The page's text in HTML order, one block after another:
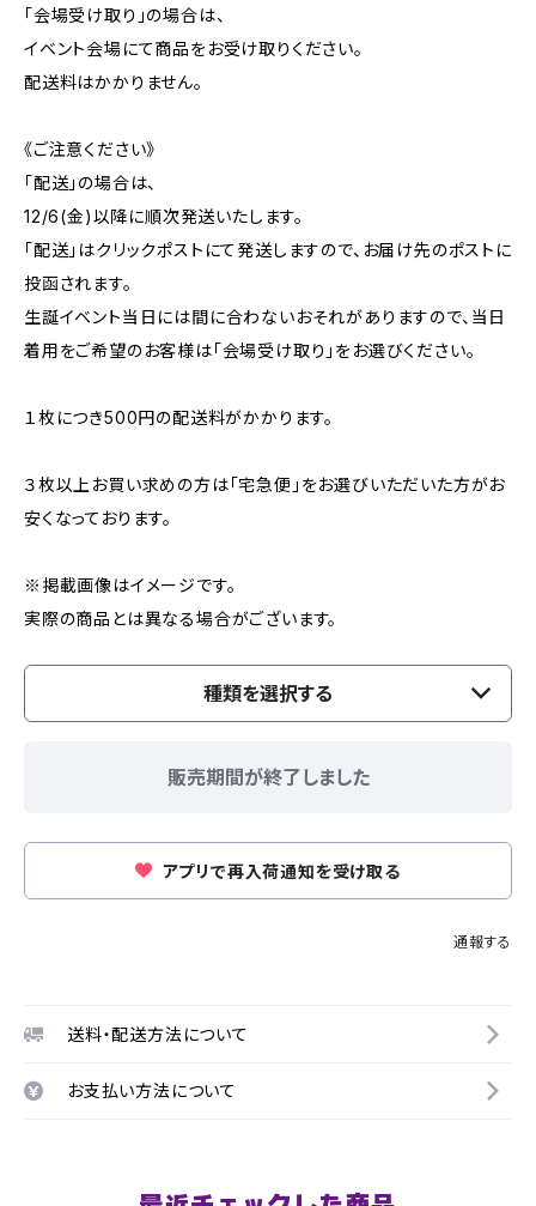
「会場受け取り」の場合は、
イベント会場にて商品をお受け取りください。
配送料はかかりません。
《ご注意ください》
「配送」の場合は、
12/6(金)以降に順次発送いたします。
「配送」はクリックポストにて発送しますので、お届け先のポストに
投函されます。
生誕イベント当日には間に合わないおそれがありますので、当日
着用をご希望のお客様は「会場受け取り」をお選びください。
１枚につき500円の配送料がかかります。
３枚以上お買い求めの方は「宅急便」をお選びいただいた方がお
安くなっております。
※掲載画像はイメージです。
実際の商品とは異なる場合がございます。
種類を選択する
販売期間が終了しました
アプリで再入荷通知を受け取る
通報する
送料・配送方法について
お支払い方法について